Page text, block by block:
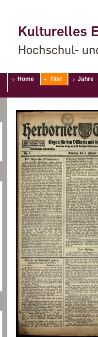
Kulturelles
Hochschul-
Home Titel Jahre